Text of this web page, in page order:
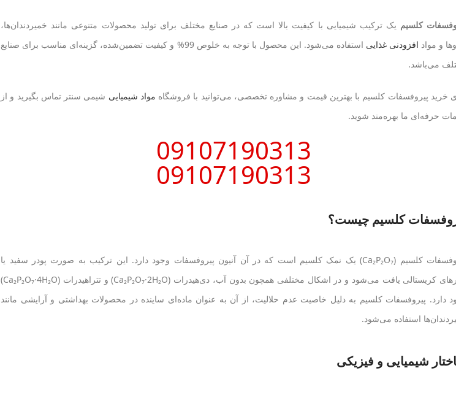
کلسیم یک ترکیب شیمیایی با کیفیت بالا است که در صنایع مختلف برای تولید محصولات متنوعی مانند خمیردندان‌ها،
و مواد افزودنی غذایی
استفاده می‌شود. این محصول با توجه به خلوص 99% و کیفیت تضمین‌شده، گزینه‌ای مناسب برای صنایع
می‌باشد.
خرید پیروفسفات کلسیم با بهترین قیمت و مشاوره تخصصی، می‌توانید با فروشگاه مواد شیمیایی شیمی سنتر تماس بگیرید و از
حرفه‌ای ما بهره‌مند شوید.
09107190313
09107190313
کلسیم چیست؟
پیروفسفات کلسیم (Ca₂P₂O₇) یک نمک کلسیم است که در آن آنیون پیروفسفات وجود دارد. این ترکیب به صورت پودر سفید یا
بلورهای کریستالی یافت می‌شود و در اشکال مختلفی همچون بدون آب، دی‌هیدرات (Ca₂P₂O₇·2H₂O) و تتراهیدرات (Ca₂P₂O₇·4H₂O)
دارد. پیروفسفات کلسیم به دلیل خاصیت عدم حلالیت، از آن به عنوان ماده‌ای ساینده در محصولات بهداشتی و آرایشی مانند
استفاده می‌شود.
شیمیایی و فیزیکی